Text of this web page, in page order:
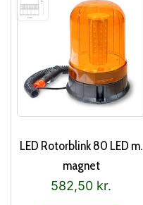
LED Rotorblink 80 LED m.
magnet
582,50 kr.